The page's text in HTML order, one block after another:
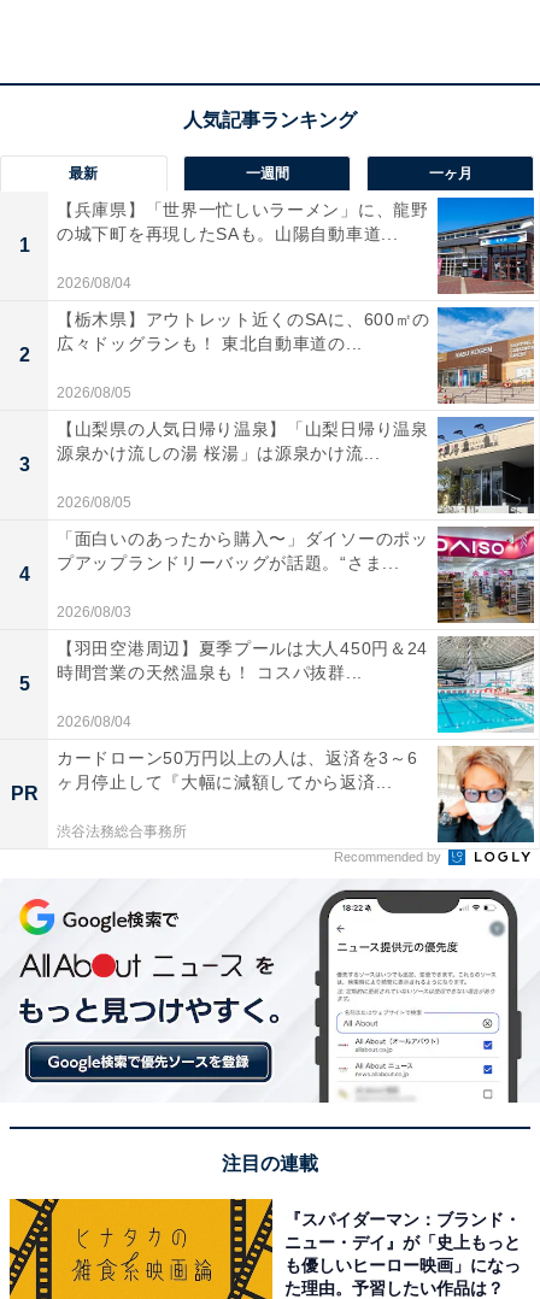
エルゴノミック・アコースティック・リファインメン
圧倒的な臨場感を楽しめるのが魅力です。
ユーザーからは「音抜けが良く、長時間着けていても疲
れない」「映画やゲームでも定位感が素晴らしい」と高
い評価を得ています。一方で、「開放型なので音漏れが
気になる」という声も。自宅でじっくり音楽に浸りたい
人や、装着感を重視する人には、おすすめの商品といえ
そうです。
【今日チェックしたい】ゼンハイザーの人気商品5
ゼンハイザー「MOMENTUM True Wireless 3」
【Amazon.co.jp限定】ゼンハイザー (Sennheiser) ワイ
ヤレスイヤホン MOMENTUM True Wireless 3 【バッテ
リー強化版】 グラファイト高性能 シングルダイナミック
ドライバー 低遅延 aptX Adaptive マルチポイント ノイキ
ャン 外音取込 途切れにくい Qi充電 通話 【国内正規品】
最新 一週間 一ヶ月
1
【兵庫県】「世界一忙しいラーメン」に、龍野
の城下町を再現したSAも。山陽自動車道...
2026/08/04
2
【栃木県】アウトレット近くのSAに、600㎡の
広々ドッグランも！ 東北自動車道の...
2026/08/05
3
【山梨県の人気日帰り温泉】「山梨日帰り温泉
源泉かけ流しの湯 桜湯」は源泉かけ流...
2026/08/05
4
「面白いのあったから購入〜」ダイソーのポッ
プアップランドリーバッグが話題。“さま...
2026/08/03
5
【羽田空港周辺】夏季プールは大人450円＆24
時間営業の天然温泉も！ コスパ抜群...
2026/08/04
PR
カードローン50万円以上の人は、返済を3～6
ヶ月停止して『大幅に減額してから返済...
渋谷法務総合事務所
Recommended by
注目の連載
『スパイダーマン：ブランド・
ニュー・デイ』が「史上もっと
も優しいヒーロー映画」になっ
た理由。予習したい作品は？